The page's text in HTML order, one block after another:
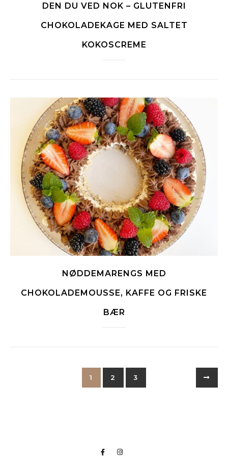
DEN DU VED NOK – GLUTENFRI
CHOKOLADEKAGE MED SALTET
KOKOSCREME
NØDDEMARENGS MED
CHOKOLADEMOUSSE, KAFFE OG FRISKE
BÆR
1 2 3